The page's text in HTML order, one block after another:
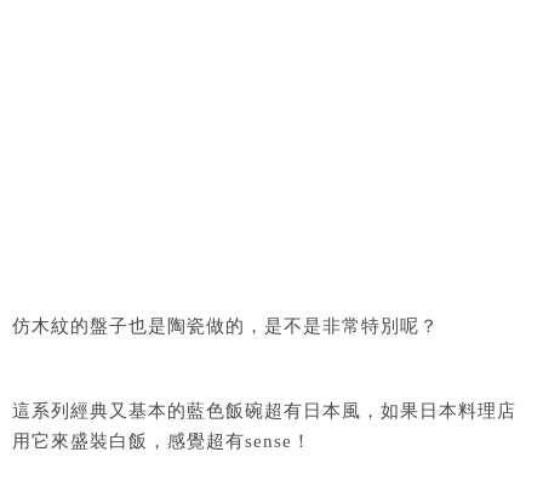
仿木紋的盤子也是陶瓷做的，是不是非常特別呢？
這系列經典又基本的藍色飯碗超有日本風，如果日本料理店
用它來盛裝白飯，感覺超有sense！